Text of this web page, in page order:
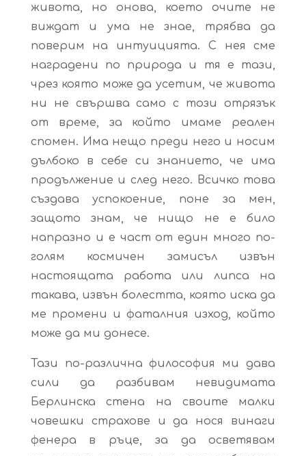
живота, но онова, което очите не
виждат и ума не знае, трябва да
поверим на интуицията. С нея сме
наградени по природа и тя е тази,
чрез която може да усетим, че живота
ни не свършва само с този отрязък
от време, за който имаме реален
спомен. Има нещо преди него и носим
дълбоко в себе си знанието, че има
продължение и след него. Всичко това
създава успокоение, поне за мен,
защото знам, че нищо не е било
напразно и е част от един много по-
голям космичен замисъл извън
настоящата работа или липса на
такава, извън болестта, която иска да
ме промени и фаталния изход, който
може да ми донесе.
Тази по-различна философия ми дава
сили да разбивам невидимaта
Берлинска стена на своите малки
човешки страхове и да нося винаги
фенера в ръце, за да осветявам